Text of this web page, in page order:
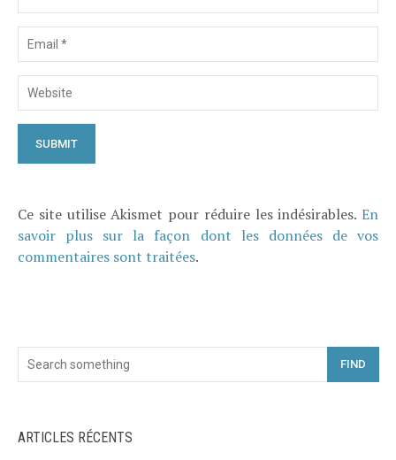
Ce site utilise Akismet pour réduire les indésirables. En
savoir plus sur la façon dont les données de vos
commentaires sont traitées.
FIND
ARTICLES RÉCENTS